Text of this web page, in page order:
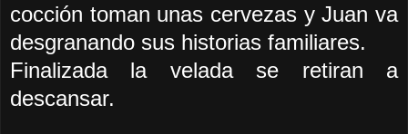
cocción toman unas cervezas y Juan va
desgranando sus historias familiares.
Finalizada la velada se retiran a
descansar.